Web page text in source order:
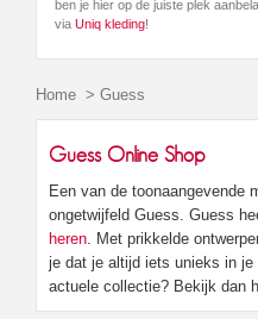
ben je hier op de juiste plek
via Uniq kleding!
Home > Guess
Guess Online Shop
Een van de toonaangevende
ongetwijfeld Guess. Guess
heren . Met prikkelde
je dat je altijd iets unieks in
actuele collectie? Bekijk dan